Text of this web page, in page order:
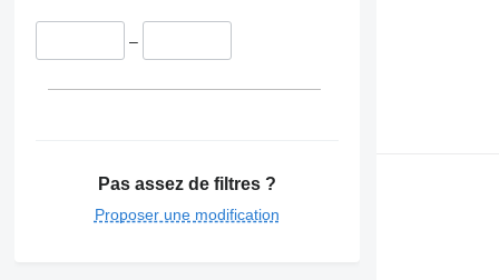
–
Pas assez de filtres ?
Proposer une modification